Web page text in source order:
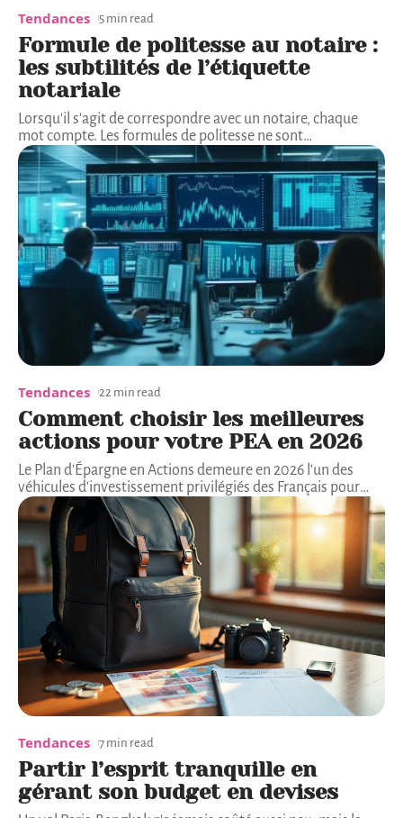
Tendances 5 min read
Formule de politesse au notaire :
les subtilités de l’étiquette
notariale
Lorsqu'il s'agit de correspondre avec un notaire, chaque
mot compte. Les formules de politesse ne sont…
Tendances 22 min read
Comment choisir les meilleures
actions pour votre PEA en 2026
Le Plan d'Épargne en Actions demeure en 2026 l'un des
véhicules d'investissement privilégiés des Français pour…
Tendances 7 min read
Partir l’esprit tranquille en
gérant son budget en devises